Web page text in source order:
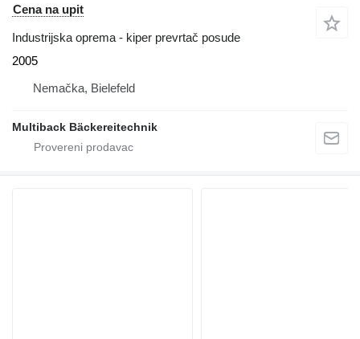
Cena na upit
Industrijska oprema - kiper prevrtač posude
2005
Nemačka, Bielefeld
Multiback Bäckereitechnik